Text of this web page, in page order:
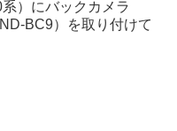
）にバックカメラ
BC9）を取り付けて